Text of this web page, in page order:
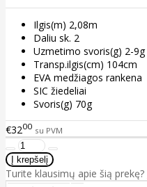
Ilgis(m) 2,08m
Daliu sk. 2
Uzmetimo svoris(g) 2-9g
Transp.ilgis(cm) 104cm
EVA medžiagos rankena
SIC žiedeliai
Svoris(g) 70g
€3200 su PVM
Turite klausimų apie šią prekę?